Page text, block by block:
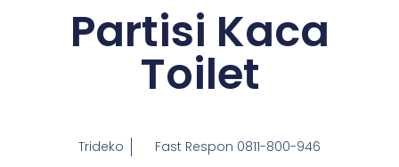
Partisi Kaca
Toilet
Trideko Fast Respon 0811-800-946